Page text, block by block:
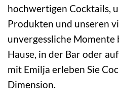
hochwertigen Cocktails,
Produkten und unseren
unvergessliche Momente
Hause, in der Bar oder
mit Emilja erleben Sie
Dimension.